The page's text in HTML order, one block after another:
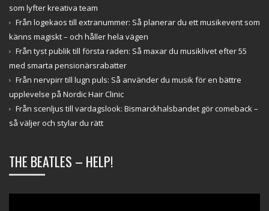
som lyfter kreativa team
Från logekaos till extranummer: Så planerar du ett musikevent som
känns magiskt – och håller hela vägen
Från tyst publik till första raden: Så maxar du musiklivet efter 55
med smarta pensionärsrabatter
Från nervpirr till lugn puls: Så använder du musik för en bättre
upplevelse på Nordic Hair Clinic
Från scenljus till vardagslook: Bismarckhalsbandet gör comeback –
så väljer och stylar du rätt
THE BEATLES – HELP!